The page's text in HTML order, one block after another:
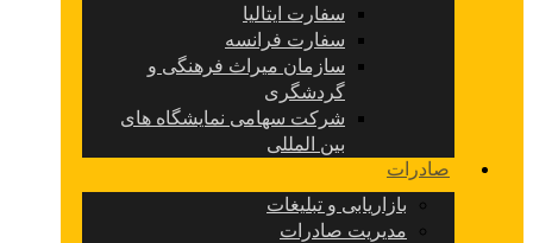
سفارت ایتالیا
سفارت فرانسه
سازمان میراث فرهنگی و
گردشگری
شرکت سهامی نمایشگاه های
بین المللی
صادرات
بازاریابی و تبلیغات
مدیریت صادرات